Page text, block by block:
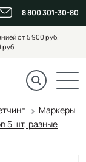
8 800 301-30-80
от 5 900 руб.
Маркеры
5 шт, разные